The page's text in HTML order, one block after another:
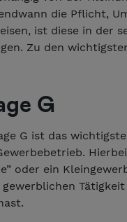
die Pflicht,
ist diese in der
Zu den
G
G ist das
oder ein
gewerblichen